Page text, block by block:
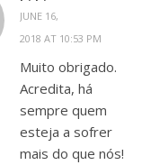
JUNE 16,
2018 AT 10:53 PM
Muito obrigado.
Acredita, há
sempre quem
esteja a sofrer
mais do que nós!